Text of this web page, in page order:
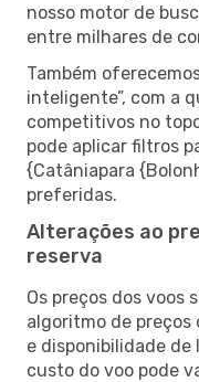
nosso motor de
entre milhares de
Também
inteligente”, com a
competitivos no
pode aplicar filtros
{Catâniapara
preferidas.
Alterações ao
reserva
Os preços dos voos
algoritmo de preços
e disponibilidade de
custo do voo pode